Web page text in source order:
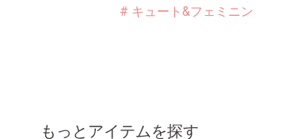
# キュート&フェミニン
もっとアイテムを探す